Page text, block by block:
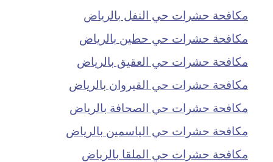
مكافحة حشرات حي النفل بالرياض
مكافحة حشرات حي حطين بالرياض
مكافحة حشرات حي العقيق بالرياض
مكافحة حشرات حي القيروان بالرياض
مكافحة حشرات حي الصحافة بالرياض
مكافحة حشرات حي الياسمين بالرياض
مكافحة حشرات حي الملقا بالرياض